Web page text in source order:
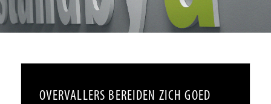
OVERVALLERS BEREIDEN ZICH GOED